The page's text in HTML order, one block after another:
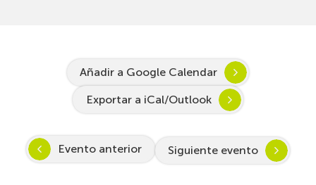
Añadir a Google Calendar
Exportar a iCal/Outlook
Evento anterior Siguiente evento